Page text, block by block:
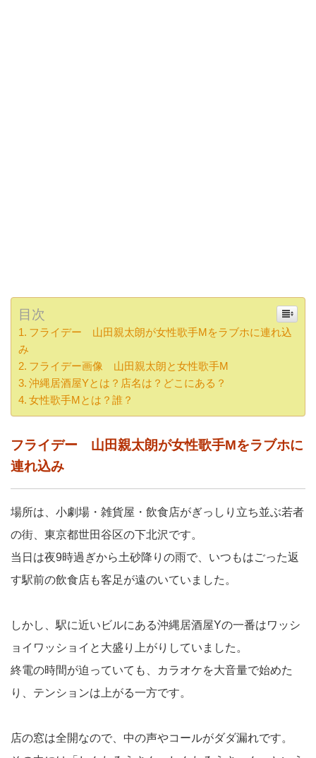
目次
フライデー 山田親太朗が女性歌手Mをラブホに連れ込
み
フライデー画像 山田親太朗と女性歌手M
沖縄居酒屋Yとは？店名は？どこにある？
女性歌手Mとは？誰？
フライデー 山田親太朗が女性歌手Mをラブホに
連れ込み
場所は、小劇場・雑貨屋・飲食店がぎっしり立ち並ぶ若者
の街、東京都世田谷区の下北沢です。
当日は夜9時過ぎから土砂降りの雨で、いつもはごった返
す駅前の飲食店も客足が遠のいていました。
しかし、駅に近いビルにある沖縄居酒屋Yの一番はワッシ
ョイワッショイと大盛り上がりしていました。
終電の時間が迫っていても、カラオケを大音量で始めた
り、テンションは上がる一方です。
店の窓は全開なので、中の声やコールがダダ漏れです。